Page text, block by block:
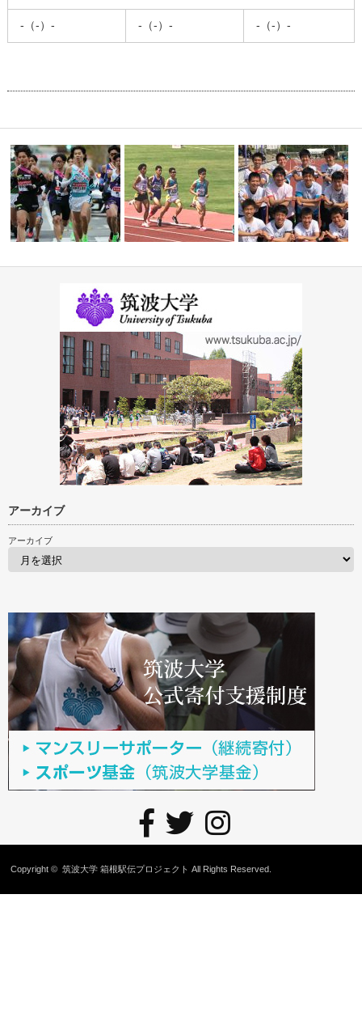
-（-）- -（-）- -（-）-
アーカイブ
アーカイブ
Copyright ©筑波大学 箱根駅伝プロジェクト All Rights Reserved.